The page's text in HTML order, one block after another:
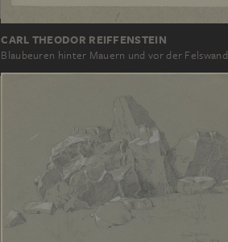
CARL THEODOR REIFFENSTEIN
Blaubeuren hinter Mauern und vor der Felswand